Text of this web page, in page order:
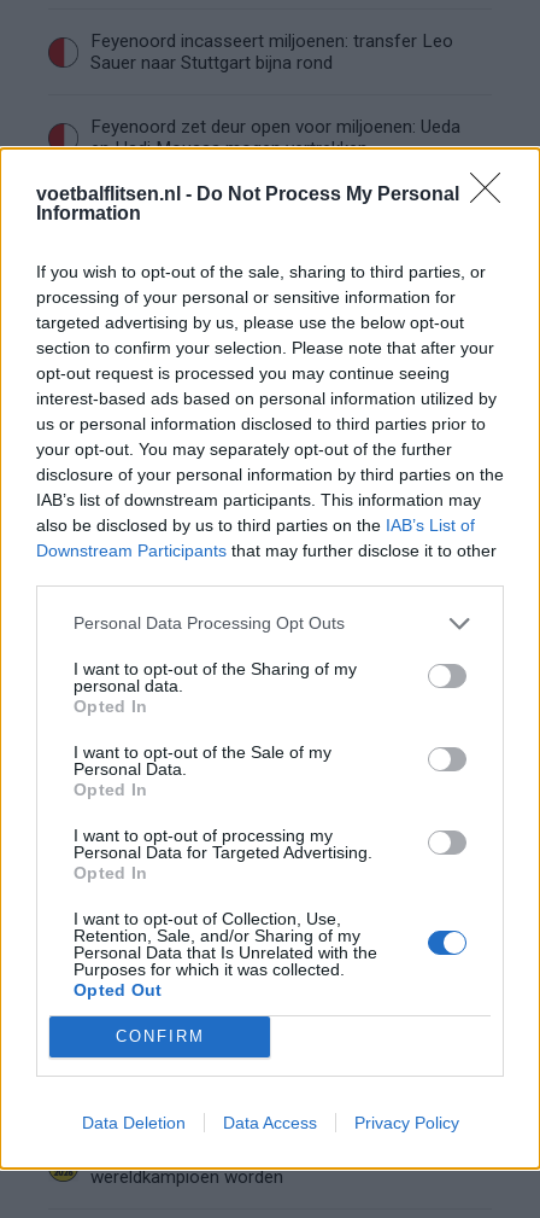
voetbalflitsen.nl - Do Not Process My Personal
Information
If you wish to opt-out of the sale, sharing to third parties, or
processing of your personal or sensitive information for
targeted advertising by us, please use the below opt-out
section to confirm your selection. Please note that after your
opt-out request is processed you may continue seeing
interest-based ads based on personal information utilized by
us or personal information disclosed to third parties prior to
your opt-out. You may separately opt-out of the further
disclosure of your personal information by third parties on the
IAB’s list of downstream participants. This information may
also be disclosed by us to third parties on the IAB’s List of
Downstream Participants that may further disclose it to other
Personal Data Processing Opt Outs
I want to opt-out of the Sharing of my
personal data.
Opted In
I want to opt-out of the Sale of my
Personal Data.
Opted In
I want to opt-out of processing my
Personal Data for Targeted Advertising.
Opted In
I want to opt-out of Collection, Use,
Retention, Sale, and/or Sharing of my
Personal Data that Is Unrelated with the
Purposes for which it was collected.
Opted Out
CONFIRM
Data Deletion Data Access Privacy Policy
Feyenoord incasseert miljoenen: transfer Leo
Sauer naar Stuttgart bijna rond
Feyenoord zet deur open voor miljoenen: Ueda
en Hadj Moussa mogen vertrekken
Feyenoord sluit voorbereiding bijna af: dit staat
Shaqueel van Persie ontkracht geruchten over
keuze voor Marokko
Brengt Sporting Portugal Feyenoord in de
problemen rond Hadj Moussa?
Van droomtransfer tot contractontbinding: het
Feyenoord-verhaal van Calvin Stengs
'Hij is weer gewoon mijn vader': Shaqueel
bod op Gjivai Zechiël?
schaamte voel ik nog altijd"
onzekere transferzomer
Feyenoord na storing met autocue
Wanneer is de loting voor de Champions
League? PSV en Feyenoord weten dan hun
tegenstanders
Conference League-ophef: Hamrun
uitgeschakeld na omstreden strafschop zonder
wereldkampioen worden